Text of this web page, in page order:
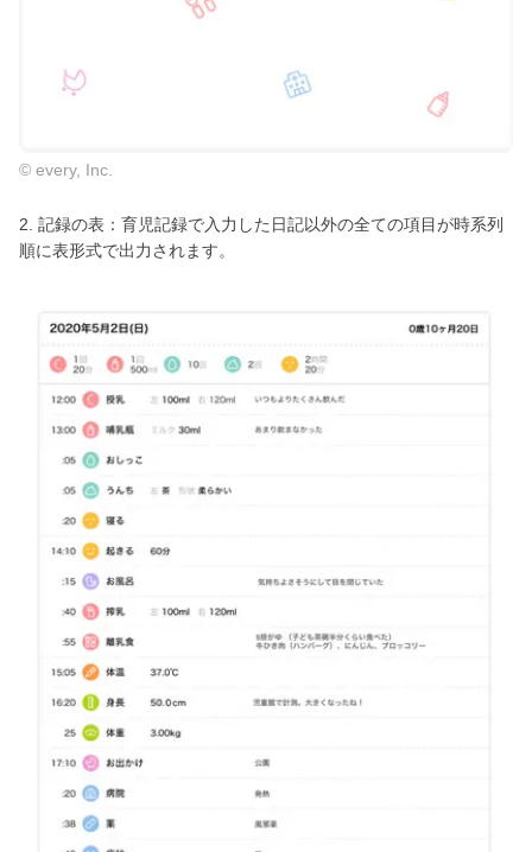
© every, Inc.
2. 記録の表：育児記録で入力した日記以外の全ての項目が時系列
順に表形式で出力されます。